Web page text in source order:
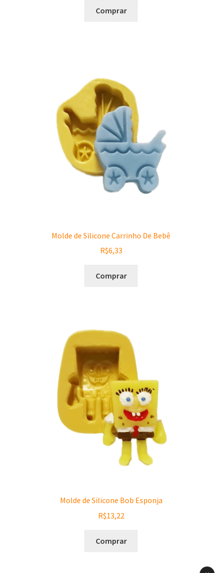
Comprar
Molde de Silicone Carrinho De Bebê
R$6,33
Comprar
Molde de Silicone Bob Esponja
R$13,22
Comprar